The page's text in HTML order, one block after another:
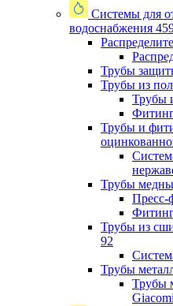
Системы для
водоснабжения
Трубы
Трубы из
Трубы
Трубы и
Трубы
Пресс-
Трубы из
92
Трубы
Трубы